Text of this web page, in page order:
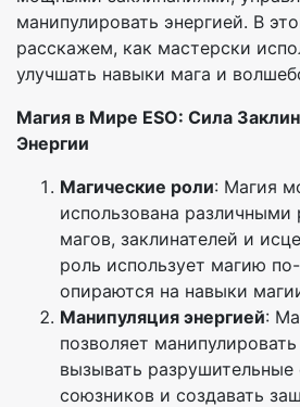
манипулировать энергией. В
расскажем, как мастерски
улучшать навыки мага и
Магия в Мире ESO: Сила
Энергии
Магические роли: Магия
использована
магов, заклинателей и
роль использует магию
опираются на навыки
Манипуляция энергией:
позволяет
вызывать разрушительные
союзников и создавать